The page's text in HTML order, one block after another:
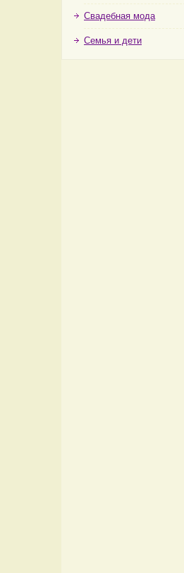
Свадебная мода
Семья и дети